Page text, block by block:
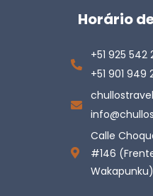
Horário
+51 925 542
+51 901 949
Calle
#146
Wakapunku)